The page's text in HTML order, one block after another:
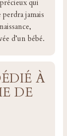
qui
jamais
d’un bébé.
À
DE